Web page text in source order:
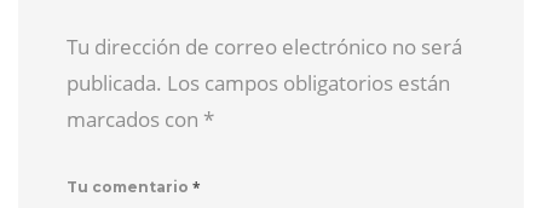
Tu dirección de correo electrónico no será
publicada. Los campos obligatorios están
marcados con *
Tu comentario *